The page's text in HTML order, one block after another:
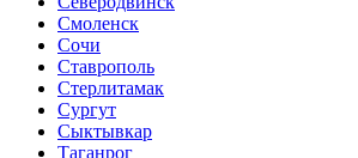
Смоленск
Сочи
Ставрополь
Стерлитамак
Сургут
Сыктывкар
Таганрог